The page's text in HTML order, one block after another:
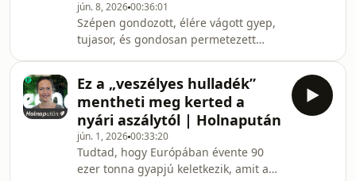
főigazgatójával beszélgettünk. A
maratoni hosszúságú adásban olyan
tények hangzottak el, melyek sokszor
teljesen felülírják azt, ami a
közvélekedésben él a Bala
jún. 8, 202600:36:01
Szépen gondozott, élére vágott gyep,
tujasor, és gondosan permetezett
mindez valójában egy mesterségesen
életben tartott rendszer, amely tőlünk
energiát vesz el, körülöttünk lévő
élővilágnak pedig nem ad vissza
semmit. Bereczki Anna kerttervezővel
arról beszélgettünk, hogyan lehetne
Ez a „veszélyes hulladék”
mentheti meg kerted a
nyári aszálytól | Holnapután
jún. 1, 202600:33:20
Tudtad, hogy Európában évente 90
ezer tonna gyapjú keletkezik, amit a